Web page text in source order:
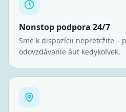
Nonstop podpora 24/7
Sme k dispozícii nepretržite –
odovzdávanie áut kedykoľvek.